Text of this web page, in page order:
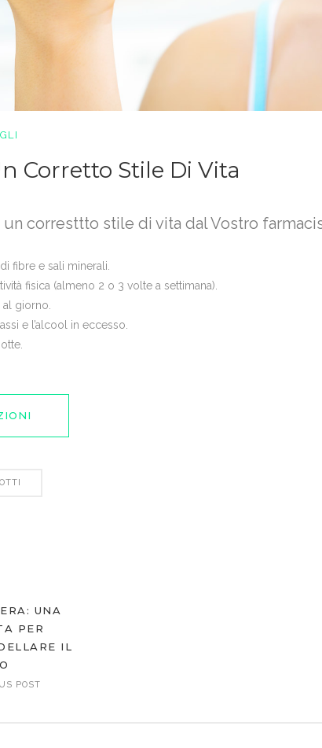
Corretto Stile Di Vita
corresttto stile di vita dal Vostro
fibre e sali minerali.
fisica (almeno 2 o 3 volte a settimana).
al giorno.
e l’alcool in eccesso.
UNA
PER
IL
POST